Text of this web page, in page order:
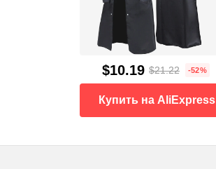
$10.19 $21.22 -52%
Купить на AliExpress